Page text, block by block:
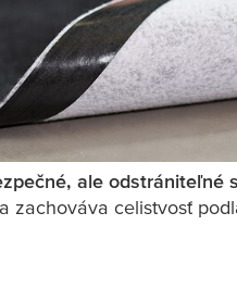
ale odstrániteľné
zachováva celistvosť